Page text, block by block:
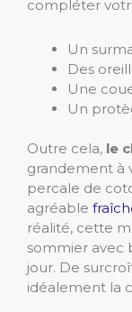
compléter
Un
Des
Une
Un
Outre cela, le
grandement à
percale de
agréable
réalité, cette
sommier avec
jour. De
idéalement la